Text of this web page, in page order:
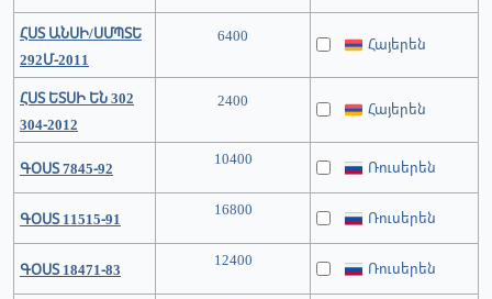
ՀՍՏ ԱՆՍԻ/ՍՄՊՏԵ
292Մ-2011
6400 Հայերեն
ՀՍՏ ԵՏՍԻ ԵՆ 302
304-2012
2400 Հայերեն
ԳՕՍՏ 7845-92 10400 Ռուսերեն
ԳՕՍՏ 11515-91 16800 Ռուսերեն
ԳՕՍՏ 18471-83 12400 Ռուսերեն